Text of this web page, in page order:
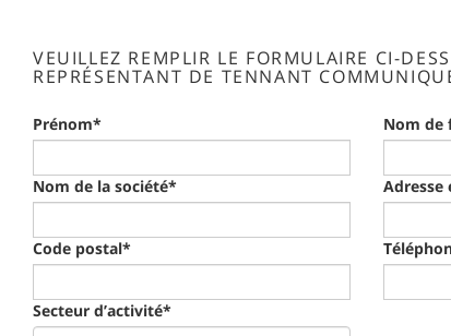
VEUILLEZ REMPLIR LE FORMULAIRE CI-
REPRÉSENTANT DE TENNANT
Prénom* Nom de
Nom de la société* Adresse
Code postal*
Secteur d’activité*